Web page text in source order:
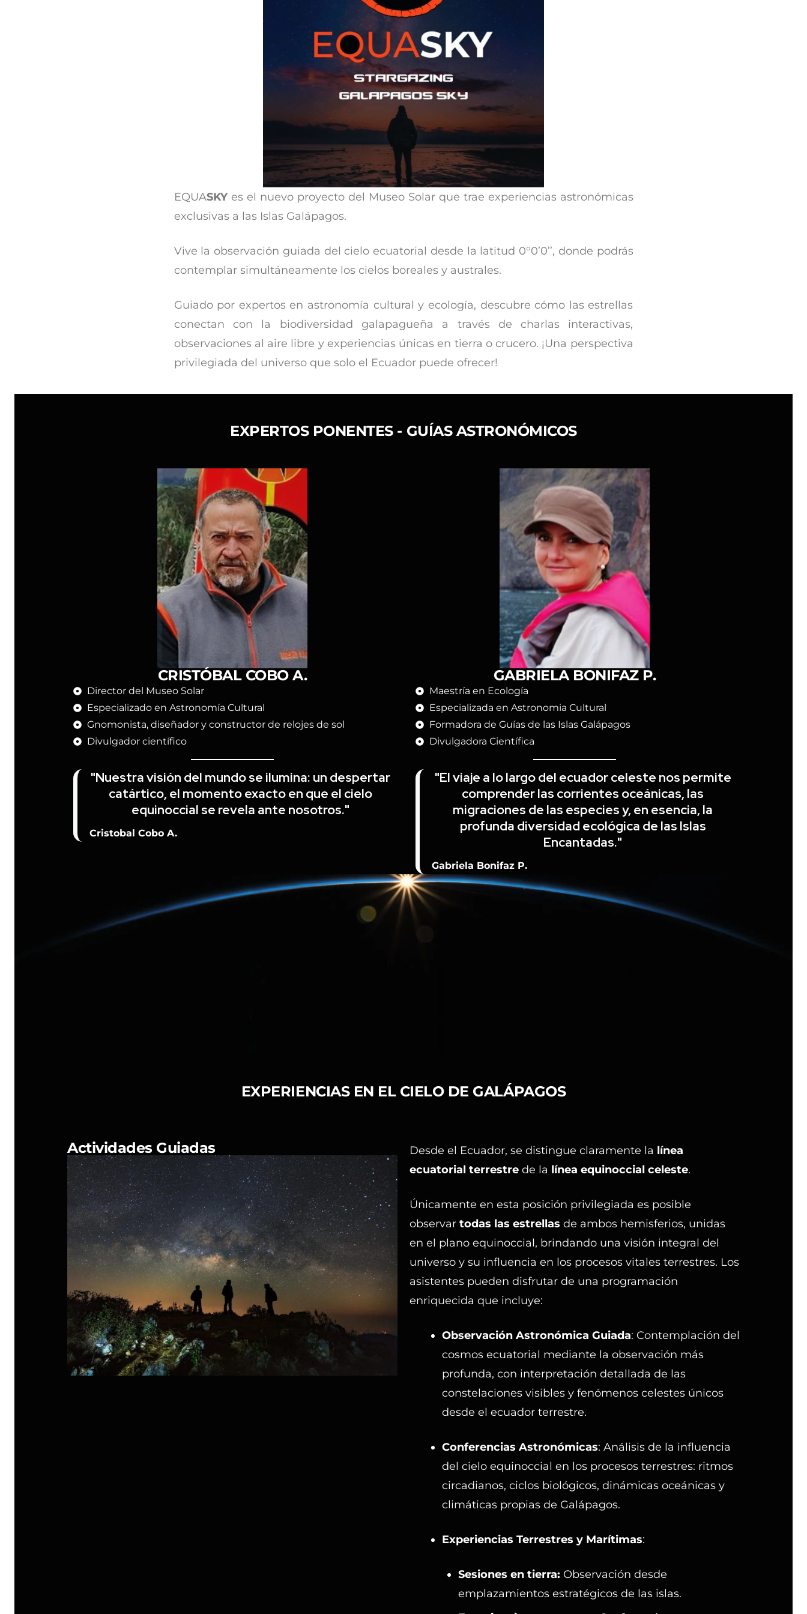
EQUASKYes el nuevo proyecto del Museo Solar que trae experiencias astronómicas
exclusivas a las Islas Galápagos.
Vive la observación guiada del cielo ecuatorial desde la latitud 0°0’0’’, donde podrás
contemplar simultáneamente los cielos boreales y australes.
Guiado por expertos en astronomía cultural y ecología, descubre cómo las estrellas
conectan con la biodiversidad galapagueña a través de charlas interactivas,
observaciones al aire libre y experiencias únicas en tierra o crucero. ¡Una perspectiva
privilegiada del universo que solo el Ecuador puede ofrecer!
EXPERTOS PONENTES - GUÍAS ASTRONÓMICOS
CRISTÓBAL COBO A.
Director del Museo Solar
Especializado en Astronomía Cultural
Gnomonista, diseñador y constructor de relojes de sol
Divulgador científico
"Nuestra visión del mundo se ilumina: un despertar
catártico, el momento exacto en que el cielo
equinoccial se revela ante nosotros."
Cristobal Cobo A.
GABRIELA BONIFAZ P.
Maestría en Ecología
Especializada en Astronomia Cultural
Formadora de Guías de las Islas Galápagos
Divulgadora Científica
"El viaje a lo largo del ecuador celeste nos permite
comprender las corrientes oceánicas, las
migraciones de las especies y, en esencia, la
profunda diversidad ecológica de las Islas
Encantadas."
Gabriela Bonifaz P.
EXPERIENCIAS EN EL CIELO DE GALÁPAGOS
Actividades Guiadas Desde el Ecuador, se distingue claramente la línea
ecuatorial terrestre de la línea equinoccial celeste.
Únicamente en esta posición privilegiada es posible
observar todas las estrellas de ambos hemisferios, unidas
en el plano equinoccial, brindando una visión integral del
universo y su influencia en los procesos vitales terrestres. Los
asistentes pueden disfrutar de una programación
enriquecida que incluye:
Observación Astronómica Guiada: Contemplación del
cosmos ecuatorial mediante la observación más
profunda, con interpretación detallada de las
constelaciones visibles y fenómenos celestes únicos
desde el ecuador terrestre.
Conferencias Astronómicas: Análisis de la influencia
del cielo equinoccial en los procesos terrestres: ritmos
circadianos, ciclos biológicos, dinámicas oceánicas y
climáticas propias de Galápagos.
Experiencias Terrestres y Marítimas:
Sesiones en tierra: Observación desde
emplazamientos estratégicos de las islas.